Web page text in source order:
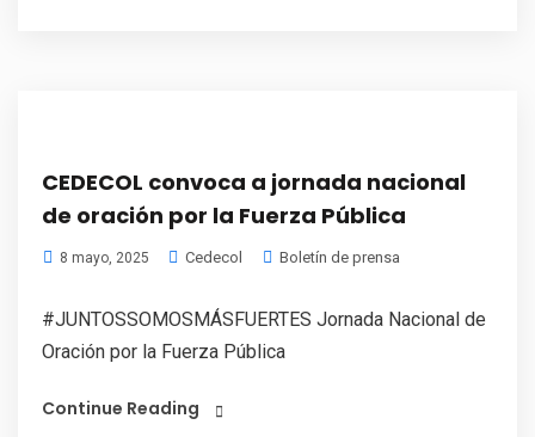
CEDECOL convoca a jornada nacional
de oración por la Fuerza Pública
8 mayo, 2025 Cedecol Boletín de prensa
#JUNTOSSOMOSMÁSFUERTES Jornada Nacional de
Oración por la Fuerza Pública
Continue Reading